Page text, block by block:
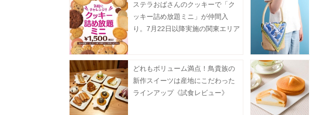
ステラおばさんのクッキーで「ク
ッキー詰め放題ミニ」が仲間入
り。7月22日以降実施の関東エリア
どれもボリューム満点！鳥貴族の
新作スイーツは産地にこだわった
ラインアップ《試食レビュー》